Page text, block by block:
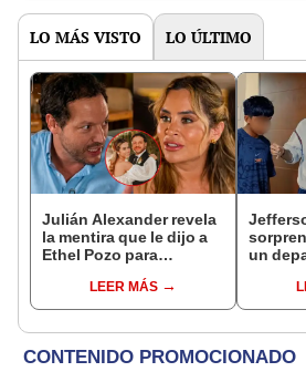
LO MÁS VISTO LO ÚLTIMO
Julián Alexander revela
la mentira que le dijo a
Ethel Pozo para
hubiéramos salido”
LEER MÁS
un
fútbol: